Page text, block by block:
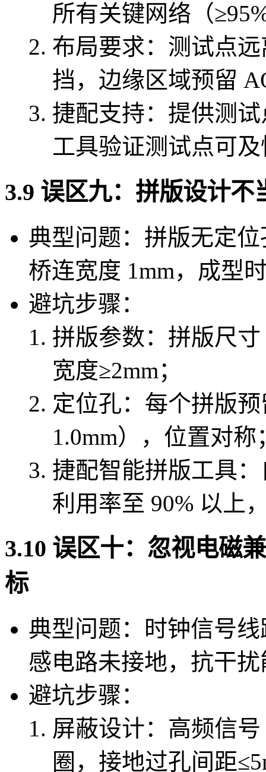
所有关键网络（
布局要求：测试点
挡，边缘区域预留
捷配支持：提供测
工具验证测试点可
3.9 误区九：拼版设计
典型问题：拼版无定
桥连宽度 1mm，成型
避坑步骤：
拼版参数：拼版尺寸
宽度≥2mm；
定位孔：每个拼版
1.0mm），位置对称
捷配智能拼版工具
利用率至 90% 以上
3.10 误区十：忽视电磁
标
典型问题：时钟信号
感电路未接地，抗干
避坑步骤：
屏蔽设计：高频信
圈，接地过孔间距